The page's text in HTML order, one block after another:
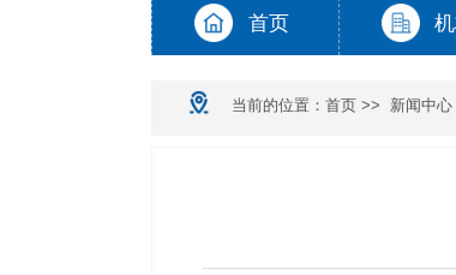
当前的位置：首页 >> 新闻中心